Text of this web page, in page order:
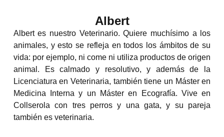
Albert
Albert es nuestro Veterinario. Quiere muchísimo a los
animales, y esto se refleja entodos los ámbitos de su
vida: por ejemplo, ni come ni utiliza productos de origen
animal. Es calmado y resolutivo, y además de la
Licenciatura en Veterinaria, tambiéntiene un Máster en
Medicina Interna y un Máster en Ecografía. Vive en
Collserola con tres perros y una gata, y su pareja
también es veterinaria.